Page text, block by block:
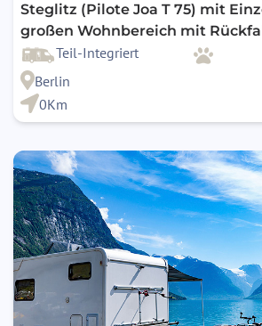
Steglitz (Pilote Joa T 75) mit Einzelbetten und
großen Wohnbereich mit
Fahrradträger, Markise uvm.
Teil-Integriert
Berlin
0Km